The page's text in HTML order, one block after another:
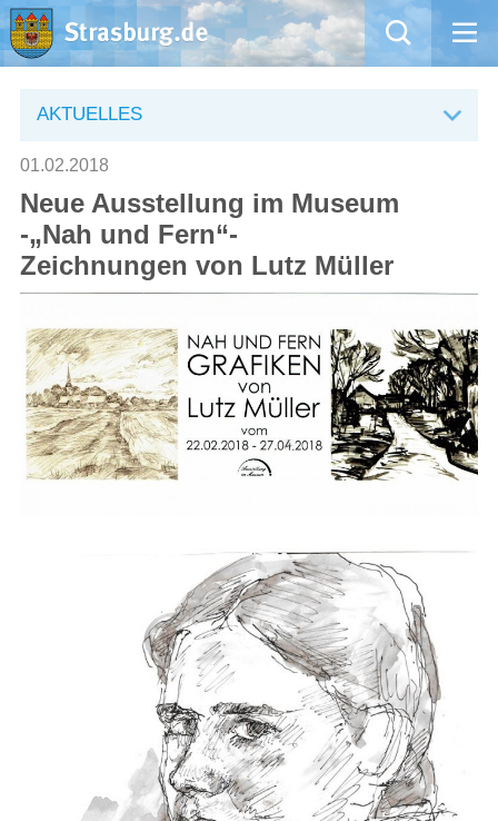
Aktuelles
Rathaus
Natur – Kultur – Tourismus
Wirtschaft
Kommentarrichtlinien und Netiquette für unsere Social Media-Kanäle
Willkommen in Strasburg (Uckermark)
Welcome to Strasburg (Uckermark)
Ласкаво просимо до Штрасбурга (Уккермарк)
مرحبًا بكم في شتراسبورغ (أوكرمارك)
Bine ați venit în Strasburg (Uckermark)
Online-Bewerbungen
AKTUELLES
01.02.2018
Neue Ausstellung im Museum
-„Nah und Fern“-
Zeichnungen von Lutz Müller